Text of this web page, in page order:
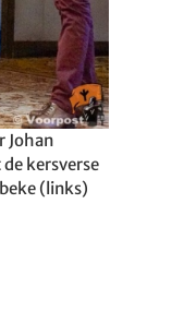
Johan
kersverse
(links)